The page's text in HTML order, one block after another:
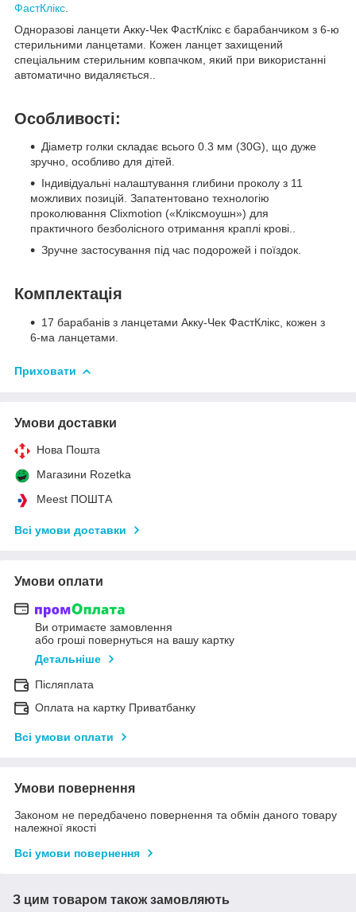
ФастКлікс
Одноразові ланцети Акку-Чек ФастКлікс є барабанчиком з 6-ю
стерильними ланцетами. Кожен ланцет захищений
спеціальним стерильним ковпачком, який при використанні
автоматично видаляється..
Особливості:
Діаметр голки складає всього 0.3 мм (30G), що дуже
зручно, особливо для дітей.
Індивідуальні налаштування глибини проколу з 11
можливих позицій. Запатентовано технологію
проколювання Clixmotion («Кліксмоушн») для
практичного безболісного отримання краплі крові..
Зручне застосування під час подорожей і поїздок.
Комплектація
17 барабанів з ланцетами Акку-Чек ФастКлікс, кожен з
6-ма ланцетами.
Приховати
Умови доставки
Нова Пошта
Магазини Rozetka
Meest ПОШТА
Всі умови доставки
Умови оплати
Ви отримаєте замовлення
або гроші повернуться на вашу картку
Детальніше
Післяплата
Оплата на картку Приватбанку
Всі умови оплати
Умови повернення
Законом не передбачено повернення та обмін даного товару
належної якості
Всі умови повернення
З цим товаром також замовляють